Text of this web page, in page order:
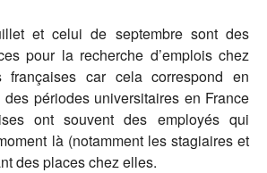
et celui de septembre sont des
pour la recherche d’emplois chez
françaises car cela correspond en
périodes universitaires en France
ont souvent des employés qui
là (notamment les stagiaires et
des places chez elles.